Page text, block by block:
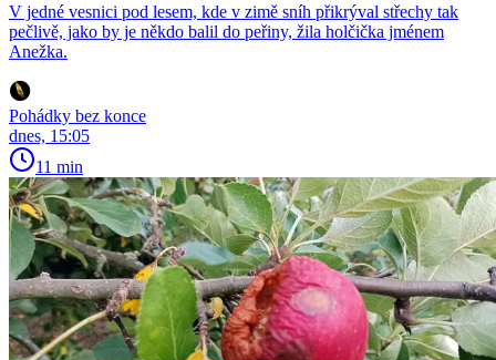
V jedné vesnici pod lesem, kde v zimě sníh přikrýval střechy tak
pečlivě, jako by je někdo balil do peřiny, žila holčička jménem
Anežka.
Pohádky bez konce
dnes, 15:05
11 min